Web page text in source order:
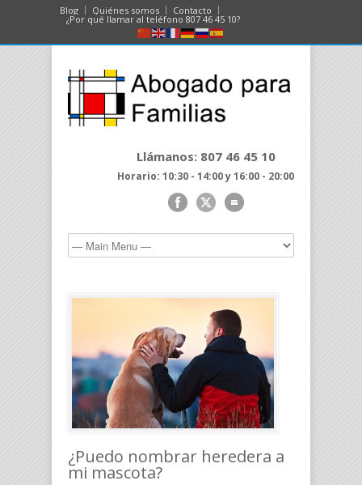
Blog Quiénes somos Contacto
¿Por qué llamar al teléfono 807 46 45 10?
Llámanos: 807 46 45 10
Horario: 10:30 - 14:00 y 16:00 - 20:00
¿Puedo nombrar heredera a
mi mascota?